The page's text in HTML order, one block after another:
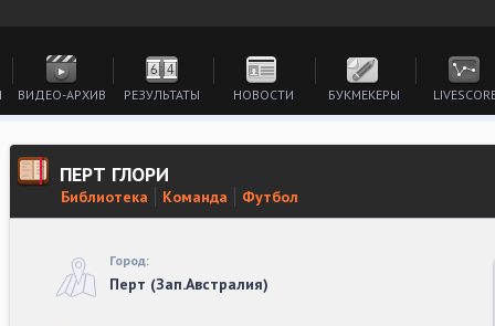
ВИДЕО-АРХИВ РЕЗУЛЬТАТЫ НОВОСТИ БУКМЕКЕРЫ
ПЕРТ ГЛОРИ
Библиотека Команда Футбол
Город:
Перт (Зап.Австралия)